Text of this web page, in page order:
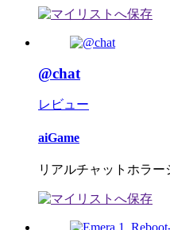
@chat
レビュー
aiGame
リアルチャットホラ